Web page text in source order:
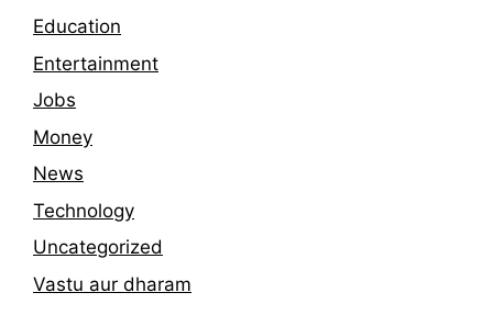
Education
Entertainment
Jobs
Money
News
Technology
Uncategorized
Vastu aur dharam